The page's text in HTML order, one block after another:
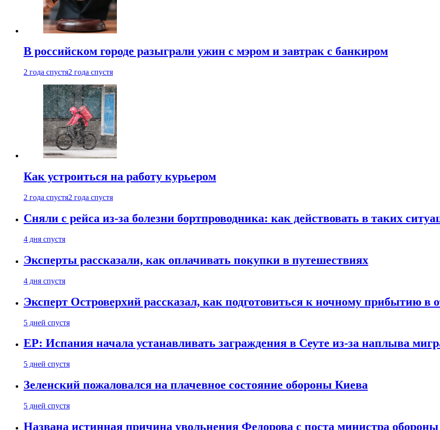
В российском городе разыграли ужин с мэром и завтрак с банкиром
2 года спустя2 года спустя
Как устроиться на работу курьером
2 года спустя2 года спустя
Сняли с рейса из-за болезни бортпроводника: как действовать в таких
4 дня спустя
Эксперты рассказали, как оплачивать покупки в путешествиях
4 дня спустя
Эксперт Островерхий рассказал, как подготовиться к ночному прибытию в
5 дней спустя
EP: Испания начала устанавливать заграждения в Сеуте из-за наплыва
5 дней спустя
Зеленский пожаловался на плачевное состояние обороны Киева
5 дней спустя
Названа истинная причина увольнения Федорова с поста министра